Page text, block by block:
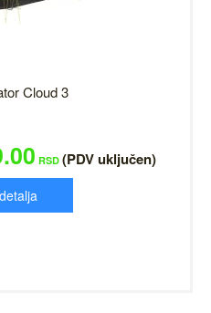
Cloud 3
RSD (PDV uključen)